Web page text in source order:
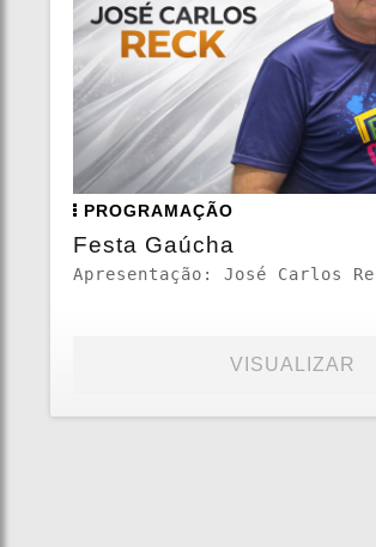
PROGRAMAÇÃO
Festa Gaúcha
Apresentação: José Carlos
VISUALIZAR